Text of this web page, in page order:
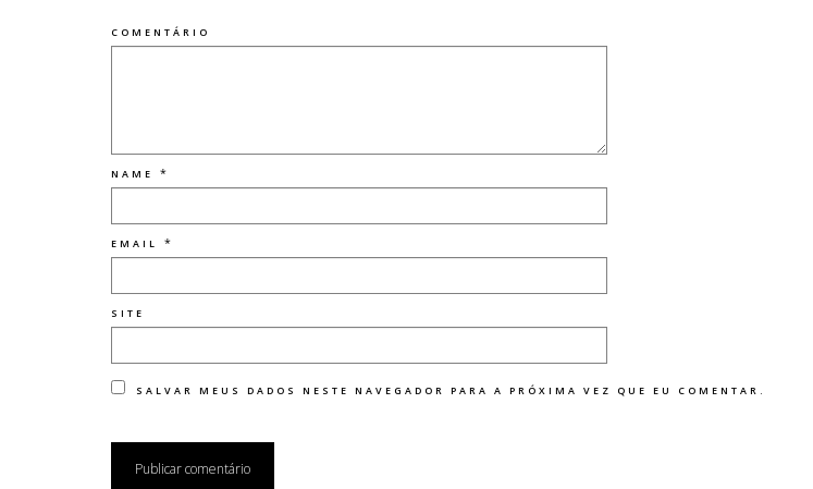
COMENTÁRIO
NAME *
EMAIL *
SITE
SALVAR MEUS DADOS NESTE NAVEGADOR PARA A PRÓXIMA VEZ QUE EU COMENTAR.